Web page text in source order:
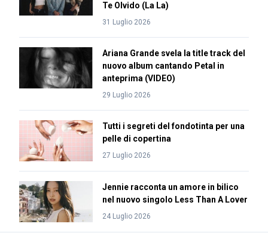
Te Olvido (La La)
31 Luglio 2026
Ariana Grande svela la title track del
nuovo album cantando Petal in
anteprima (VIDEO)
29 Luglio 2026
Tutti i segreti del fondotinta per una
pelle di copertina
27 Luglio 2026
Jennie racconta un amore in bilico
nel nuovo singolo Less Than A Lover
24 Luglio 2026